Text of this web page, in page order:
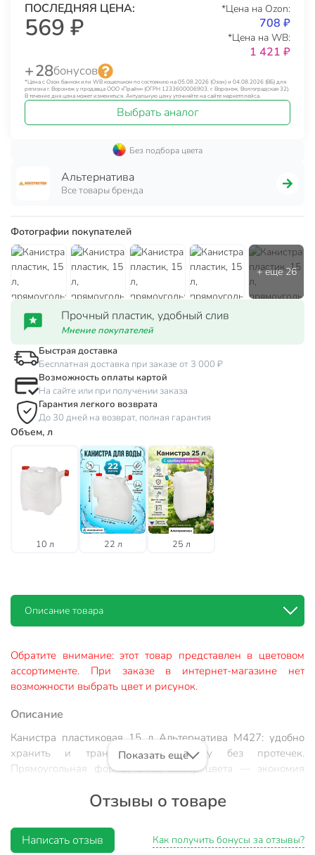
ПОСЛЕДНЯЯ ЦЕНА:
569 ₽
*Цена на Ozon:
708 ₽
*Цена на WB:
1 421 ₽
+ 28бонусов
*Цена с Озон банком или WB кошельком по состоянию на 05.08.2026 (Озон) и 04.08.2026 (ВБ) для
региона г. Воронеж у продавца ООО «Прайм» (ОГРН 1233600006903, г. Воронеж, Волгоградская 32).
В течение дня цена может изменяться. Актуальную цену уточняйте на сайте маркетплейса.
Выбрать аналог
Без подбора цвета
Альтернатива
Все товары бренда
Фотографии покупателей
Прочный пластик, удобный слив
Мнение покупателей
Быстрая доставка
Бесплатная доставка при заказе от 3 000 ₽
Возможность оплаты картой
На сайте или при получении заказа
Гарантия легкого возврата
До 30 дней на возврат, полная гарантия
Объем, л
10 л 22 л 25 л
Описание товара
Обратите внимание: этот товар представлен в цветовом
ассортименте. При заказе в интернет-магазине нет
возможности выбрать цвет и рисунок.
Описание
Канистра пластиковая 15 л Альтернатива М427: удобно
хранить и транспортировать воду без протечек.
Прямоугольная форма, слив, выбор цвета — экономия
Почему выбирают:
Удобный слив — быстрое и аккуратное опорожнение
без лишних усилий
Показать ещё
Отзывы о товаре
Написать отзыв Как получить бонусы за отзывы?